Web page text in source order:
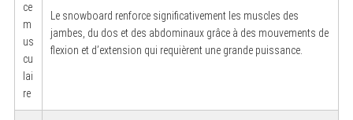
ce
m
us
cu
lai
re
Le snowboard renforce significativement les muscles des
jambes, du dos et des abdominaux grâce à des mouvements de
flexion et d’extension qui requièrent une grande puissance.